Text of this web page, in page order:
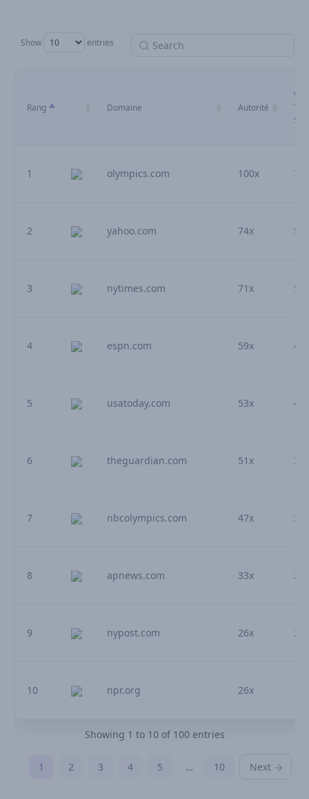
Show entries
Rang Domaine Autorité
Top
1 olympics.com 100x
2 yahoo.com 74x
3 nytimes.com 71x
4 espn.com 59x
5 usatoday.com 53x
6 theguardian.com 51x
7 nbcolympics.com 47x
8 apnews.com 33x
9 nypost.com 26x
10 npr.org 26x
Showing 1 to 10 of 100 entries
1 2 3 4 5 … 10 Next